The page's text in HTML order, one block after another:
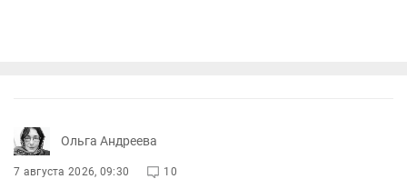
Ольга Андреева
7 августа 2026, 09:30 10